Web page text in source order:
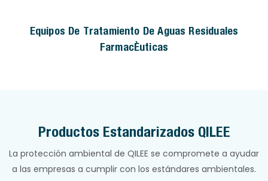
Equipos De Tratamiento De Aguas Residuales
Farmacéuticas
Productos Estandarizados QILEE
La protección ambiental de QILEE se compromete a ayudar
a las empresas a cumplir con los estándares ambientales.